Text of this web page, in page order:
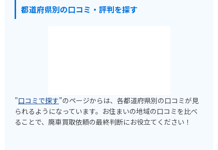
都道府県別の口コミ・評判を探す
”口コミで探す”のページからは、各都道府県別の口コミが見
られるようになっています。お住まいの地域の口コミを比べ
ることで、廃車買取依頼の最終判断にお役立てください！